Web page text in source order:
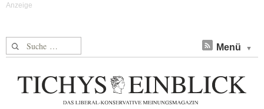
Suche nach: Menü